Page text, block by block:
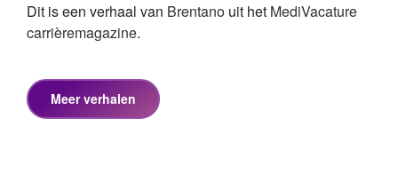
Dit is een verhaal van Brentano uit het MediVacature
carrièremagazine.